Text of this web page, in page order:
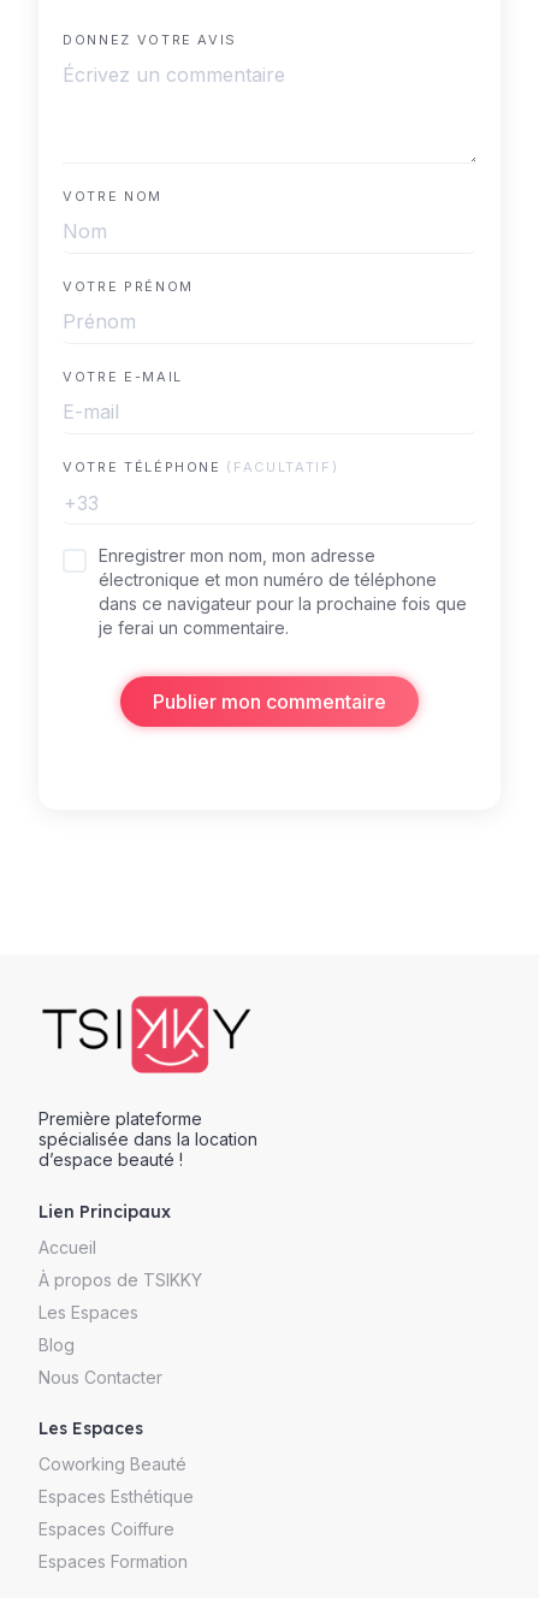
DONNEZ VOTRE AVIS
VOTRE NOM
VOTRE PRÉNOM
VOTRE E-MAIL
VOTRE TÉLÉPHONE (FACULTATIF)
+33
Enregistrer mon nom, mon adresse
électronique et mon numéro de téléphone
dans ce navigateur pour la prochaine fois que
je ferai un commentaire.
Publier mon commentaire
Première plateforme
spécialisée dans la location
d’espace beauté !
Lien Principaux
Accueil
À propos de TSIKKY
Les Espaces
Blog
Nous Contacter
Les Espaces
Coworking Beauté
Espaces Esthétique
Espaces Coiffure
Espaces Formation